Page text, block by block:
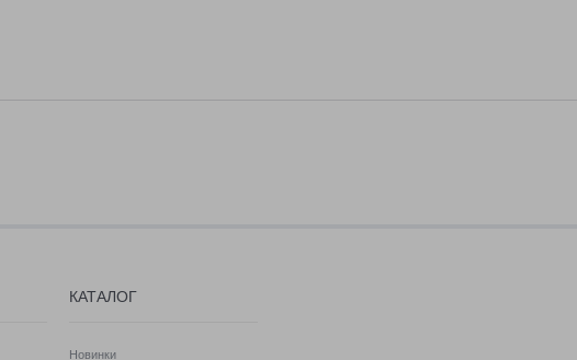
КАТАЛОГ
Новинки